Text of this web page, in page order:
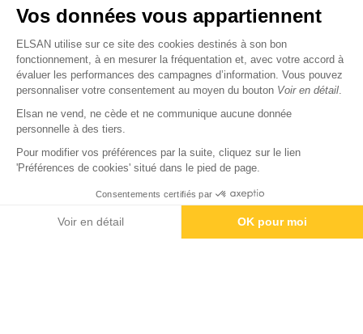
Vos données vous appartiennent
ELSAN utilise sur ce site des cookies destinés à son bon
fonctionnement, à en mesurer la fréquentation et, avec votre accord à
évaluer les performances des campagnes d’information. Vous pouvez
personnaliser votre consentement au moyen du bouton Voir en détail
Elsan ne vend, ne cède et ne communique aucune donnée
personnelle à des tiers.
Pour modifier vos préférences par la suite, cliquez sur le lien
'Préférences de cookies' situé dans le pied de page.
Consentements certifiés par
Voir en détail OK pour moi
Nous rejoindre
Devenir fournisseur
© Copyright 2026 Elsan
Mentions Légales-Données personnelles
Agence digitale : VOID